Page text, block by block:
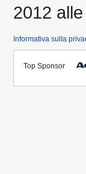
2012
Informativa sulla
Top Sponsor